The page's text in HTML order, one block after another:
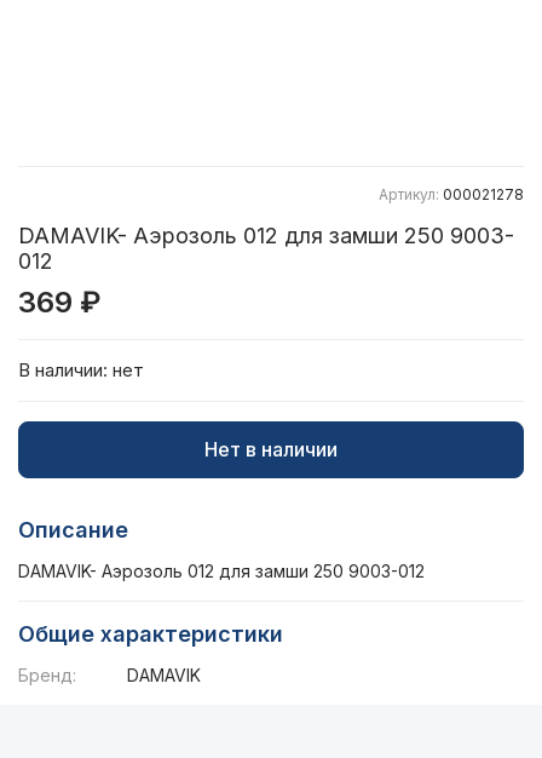
Артикул: 000021278
DAMAVIK- Аэрозоль 012 для замши 250 9003-
012
369 ₽
В наличии: нет
Нет в наличии
Описание
DAMAVIK- Аэрозоль 012 для замши 250 9003-012
Общие характеристики
Бренд: DAMAVIK